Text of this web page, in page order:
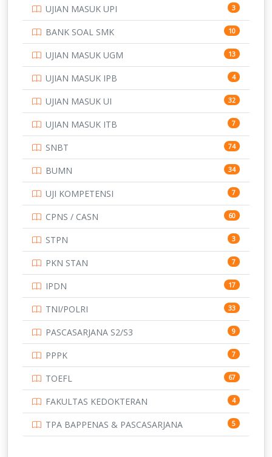
UJIAN MASUK UPI 3
BANK SOAL SMK 10
UJIAN MASUK UGM 13
UJIAN MASUK IPB 4
UJIAN MASUK UI 32
UJIAN MASUK ITB 7
SNBT 74
BUMN 34
UJI KOMPETENSI 7
CPNS / CASN 60
STPN 3
PKN STAN 7
IPDN 17
TNI/POLRI 33
PASCASARJANA S2/S3 9
PPPK 7
TOEFL 67
FAKULTAS KEDOKTERAN 4
TPA BAPPENAS & PASCASARJANA 5